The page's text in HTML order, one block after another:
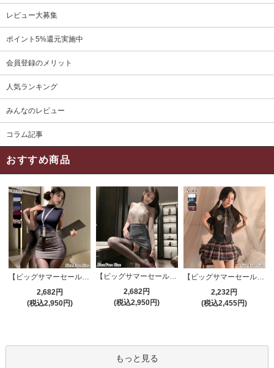
レビュー大募集
ポイント5%還元実施中
会員登録のメリット
人気ランキング
みんなのレビュー
コラム記事
おすすめ商品
2,682円
(税込2,950円)
【ビッグサマーセール対象品】セクシーコスプレ(SEXYCOSPLAY) 4191
2,682円
(税込2,950円)
【ビッグサマーセール対象品】セクシーコスプレ(SEXYCOSPLAY) 3386
2,232円
(税込2,455円)
もっと見る